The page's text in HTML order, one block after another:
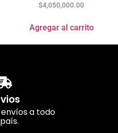
$4,050,000.00
Agregar al carrito
a todo